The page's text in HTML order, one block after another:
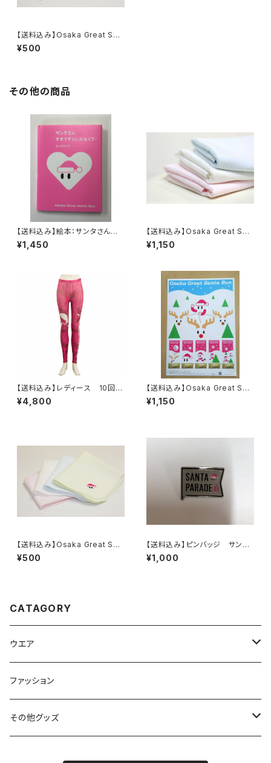
【送料込み】Osaka Great San
ta Run オリジナル ハンカチ
タオル
¥500
その他の商品
【送料込み】絵本：サンタさんすき
ですといえなくて…
¥1,450
【送料込み】Osaka Great San
ta Run フェイスタオル 泉州
タオル ガーゼタオル
¥1,150
【送料込み】レディース 10回大
会記念 オリジナルコンプレッシ
ョンパンツ
¥4,800
【送料込み】Osaka Great San
ta Run記念切手
¥1,150
【送料込み】Osaka Great San
ta Run オリジナル ハンカチ
タオル
¥500
【送料込み】ピンバッジ サンタ
パレード
¥1,000
CATAGORY
ウエア
パンツ
バッグ
ファッション
その他グッズ